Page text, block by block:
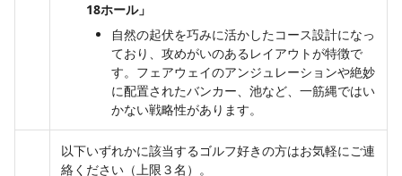
18ホール」
自然の起伏を巧みに活かしたコース設計になっ
ており、攻めがいのあるレイアウトが特徴で
す。フェアウェイのアンジュレーションや絶妙
に配置されたバンカー、池など、一筋縄ではい
かない戦略性があります。
以下いずれかに該当するゴルフ好きの方はお気軽にご連
絡ください（上限３名）。